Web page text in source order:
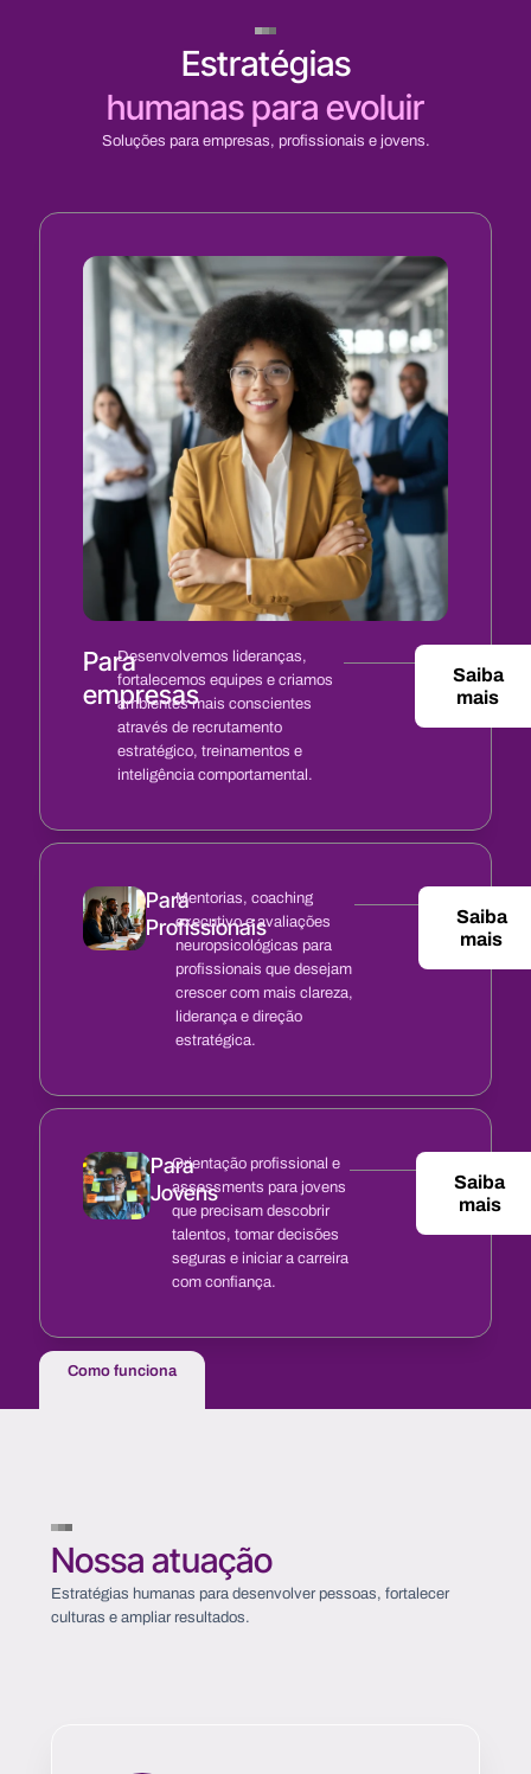
Estratégias
humanas para evoluir
Soluções para empresas, profissionais e jovens.
Para
empresas
Desenvolvemos lideranças,
fortalecemos equipes e criamos
ambientes mais conscientes
através de recrutamento
estratégico, treinamentos e
inteligência comportamental.
Saiba
mais
Para
Profissionais
Mentorias, coaching
executivo e avaliações
neuropsicológicas para
profissionais que desejam
crescer com mais clareza,
liderança e direção
estratégica.
Saiba
mais
Para
Jovens
Orientação profissional e
assessments para jovens
que precisam descobrir
talentos, tomar decisões
seguras e iniciar a carreira
com confiança.
Saiba
mais
Como funciona
Nossa atuação
Estratégias humanas para desenvolver pessoas, fortalecer
culturas e ampliar resultados.